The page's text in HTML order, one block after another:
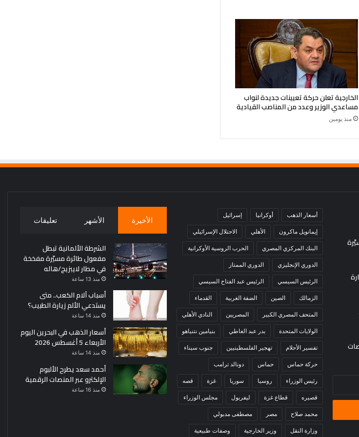
الخارجية تعلن حركة تعيينات جديدة لنواب
مساعدي الوزير وعدد من المناصب القيادية
منذ يومين
5
أسعار الذهب أوكرانيا إسرائيل
إيمانويل ماكرون الأهلي الاحتلال الإسرائيلي
البنك المركزي المصري الحرب الروسية الأوكرانية
الدوري الإنجليزي الدوري الممتاز
الرئيس السيسي الرئيس عبد الفتاح السيسي
الزمالك الصين الضفة الغربية القدماء
المتحف المصري الكبير المصريين النادي الأهلي
الولايات المتحدة بدر عبد العاطي بنيامين نتنياهو
تفسير الأحلام تهجير الفلسطينيين جنوب سيناء
حركة حماس حماس دونالد ترامب
رئيس الوزراء روسيا سوريا غزة قصه
قصيره قطاع غزة ليفربول مجلس الوزراء
محمد صلاح مصر مصطفى مدبولي
وزارة النقل وزير الخارجية وصفات طبيعية
الأخيرة الأشهر تعليقات
الشرطة الألمانية تبطل
مفعول طائرة مسيّرة مفخخة
في مطار لايبزيج/هاله
منذ 13 ساعة
أسباب آلام الكعب.. متى
يستدعي الألم زيارة الطبيب؟
منذ 14 ساعة
أسعار الذهب في البحرين اليوم
الأربعاء 5 أغسطس 2026
منذ 14 ساعة
أحمد سعد يطرح الألبوم
الإلكترو عبر المنصات الرقمية
منذ 16 ساعة